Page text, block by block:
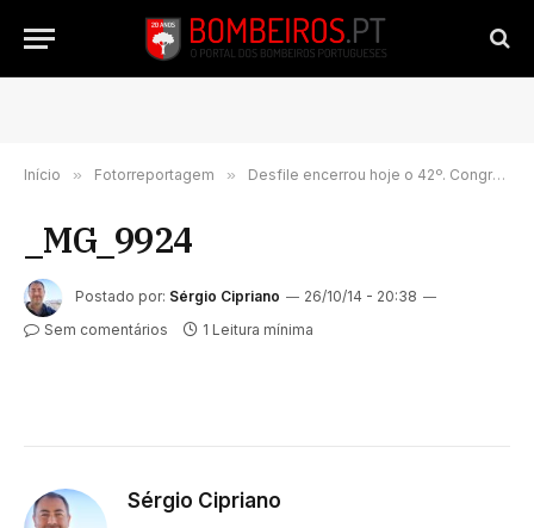
Início » Fotorreportagem » Desfile encerrou hoje o 42º. Congresso da Liga em Coimbra
_MG_9924
Postado por: Sérgio Cipriano
26/10/14 - 20:38
Sem comentários
1 Leitura mínima
Sérgio Cipriano